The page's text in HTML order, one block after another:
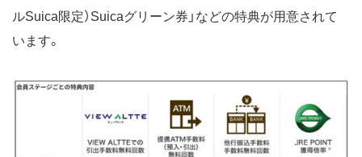
ルSuica限定）Suicaグリーン券」などの特典が用意されて
います。